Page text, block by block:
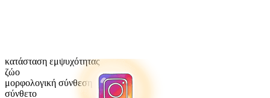
κατάσταση εμψυχότητας
ζώο
μορφολογική σύνθεση
σύνθετο